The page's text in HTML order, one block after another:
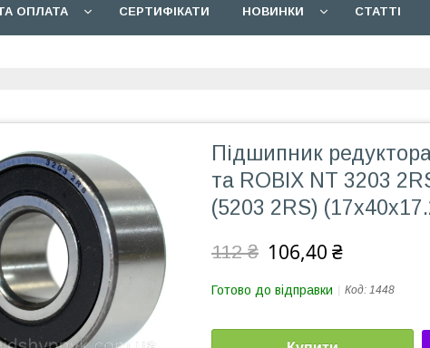
ОПЛАТА СЕРТИФІКАТИ НОВИНКИ СТАТТІ
Підшипник
та ROBIX NT 3203
(5203 2RS)
112 ₴ 106,40 ₴
Готово до відправки Код: 1448